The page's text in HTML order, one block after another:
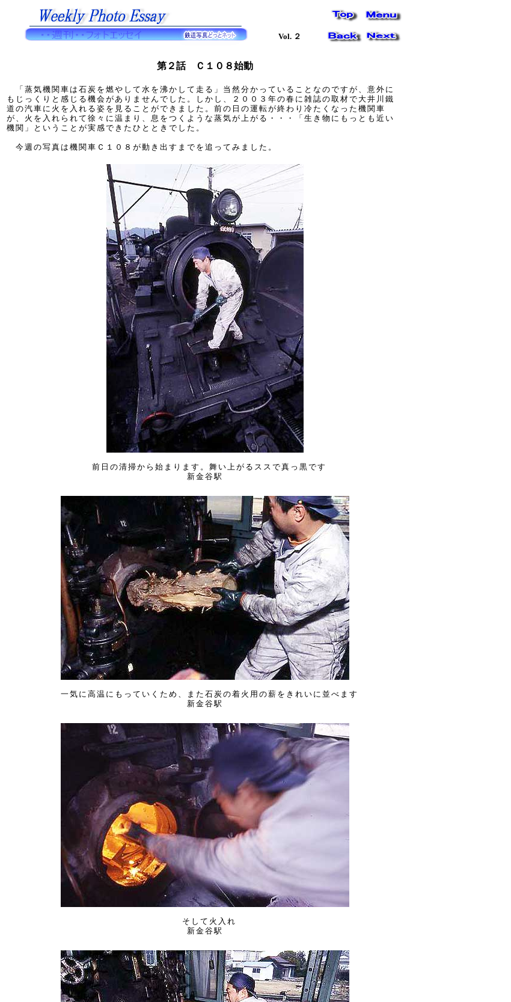
Vol. ２
第２話 Ｃ１０８始動
「蒸気機関車は石炭を燃やして水を沸かして走る」当然分かっていることなのですが、意外に
もじっくりと感じる機会がありませんでした。しかし、２００３年の春に雑誌の取材で大井川鐵
道の汽車に火を入れる姿を見ることができました。前の日の運転が終わり冷たくなった機関車
が、火を入れられて徐々に温まり、息をつくような蒸気が上がる・・・「生き物にもっとも近い
機関」ということが実感できたひとときでした。
今週の写真は機関車Ｃ１０８が動き出すまでを追ってみました。
前日の清掃から始まります。舞い上がるススで真っ黒です
新金谷駅
一気に高温にもっていくため、また石炭の着火用の薪をきれいに並べます
新金谷駅
そして火入れ
新金谷駅